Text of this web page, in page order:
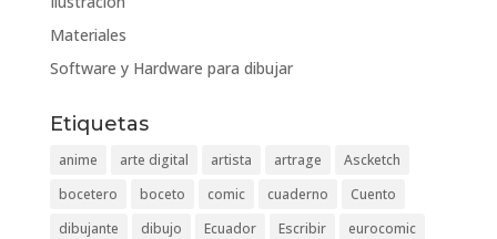
Materiales
Software y Hardware para dibujar
Etiquetas
anime arte digital artista artrage
Ascketch
bocetero
boceto comic cuaderno
Cuento
dibujante
dibujo Ecuador Escribir
eurocomic